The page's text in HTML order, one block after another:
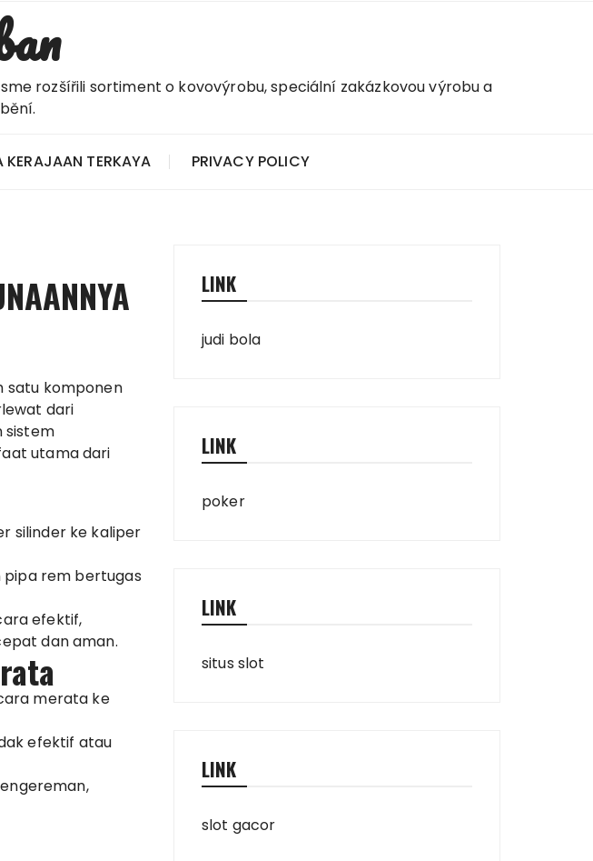
rozšířili sortiment o kovovýrobu, speciální zakázkovou výrobu a
KERAJAAN TERKAYA PRIVACY POLICY
satu komponen
dari
sistem
utama dari
silinder ke kaliper
pipa rem bertugas
efektif,
dan aman.
merata ke
efektif atau
LINK
judi bola
LINK
poker
LINK
situs slot
LINK
slot gacor